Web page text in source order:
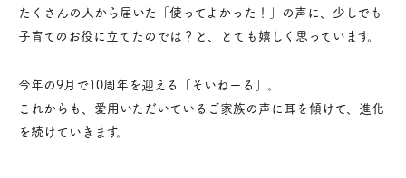
たくさんの人から届いた「使ってよかった！」の声に、少しでも
子育てのお役に立てたのでは？と、とても嬉しく思っています。
今年の9月で10周年を迎える「そいねーる」。
これからも、愛用いただいているご家族の声に耳を傾けて、進化
を続けていきます。